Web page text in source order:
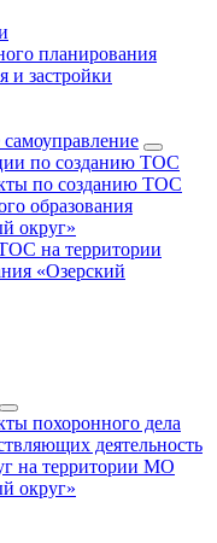
планирования
и застройки
по созданию ТОС
по созданию ТОС
образования
округ»
на территории
«Озерский
похоронного дела
деятельность
на территории МО
округ»